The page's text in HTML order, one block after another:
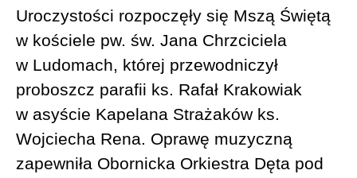
Uroczystości rozpoczęły się Mszą Świętą
w kościele pw. św. Jana Chrzciciela
w Ludomach, której przewodniczył
proboszcz parafii ks. Rafał Krakowiak
w asyście Kapelana Strażaków ks.
Wojciecha Rena. Oprawę muzyczną
zapewniła Obornicka Orkiestra Dęta pod